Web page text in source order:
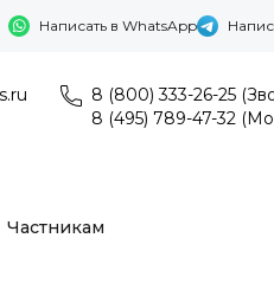
Написать в WhatsApp
8 (800) 333-26-25
8 (495) 789-47-32
Частникам